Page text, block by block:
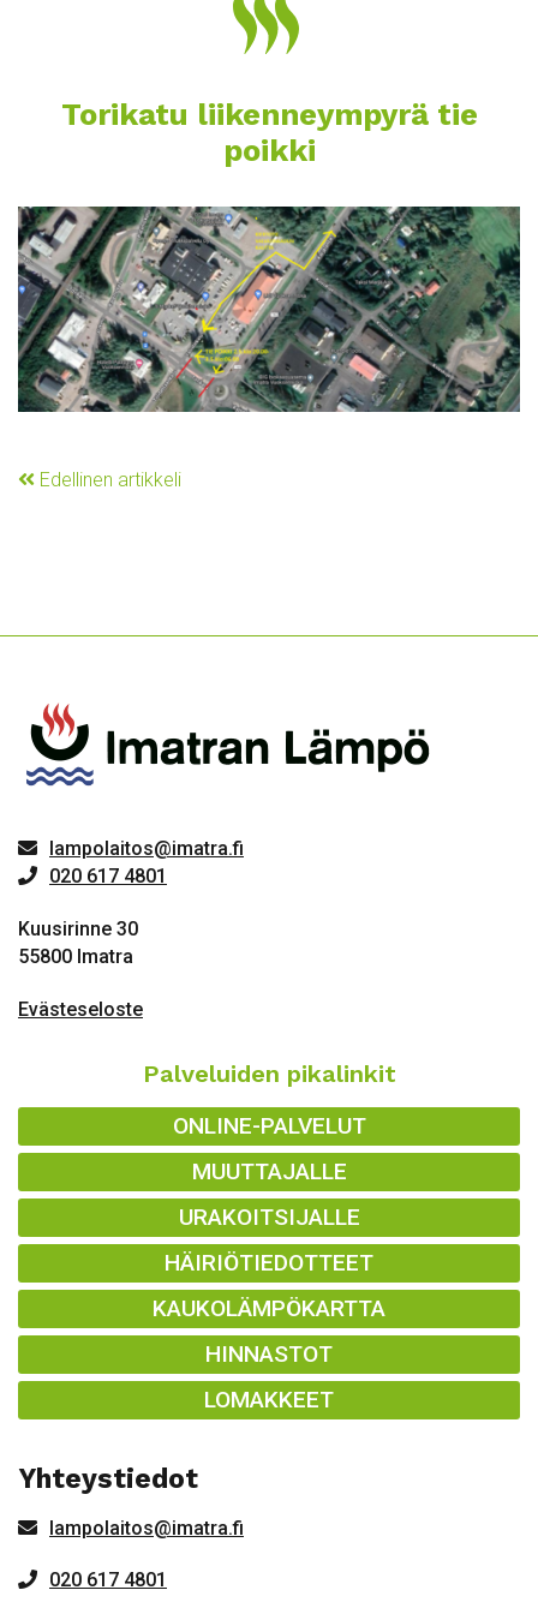
Torikatu liikenneympyrä tie
poikki
Edellinen artikkeli
lampolaitos@imatra.fi
020 617 4801
Kuusirinne 30
55800 Imatra
Evästeseloste
Palveluiden pikalinkit
ONLINE-PALVELUT
MUUTTAJALLE
URAKOITSIJALLE
HÄIRIÖTIEDOTTEET
KAUKOLÄMPÖKARTTA
HINNASTOT
LOMAKKEET
Yhteystiedot
lampolaitos@imatra.fi
020 617 4801